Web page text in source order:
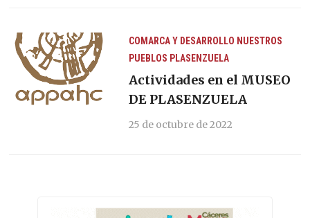
COMARCA Y DESARROLLO NUESTROS
PUEBLOS PLASENZUELA
Actividades en el MUSEO
DE PLASENZUELA
25 de octubre de 2022